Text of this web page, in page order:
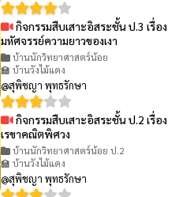
กิจกรรมสืบเสาะอิสระชั้น ป.3 เรื่อง
มหัศจรรย์ความยาวของเงา
บ้านนักวิทยาศาสตร์น้อย
🏫 บ้านวังไม้แดง
@สุพิชญา พุทธรักษา
กิจกรรมสืบเสาะอิสระชั้น ป.2 เรื่อง
เรขาคณิตพิศวง
บ้านนักวิทยาศาสตร์น้อย ป.2
🏫 บ้านวังไม้แดง
@สุพิชญา พุทธรักษา